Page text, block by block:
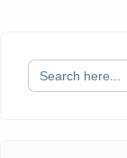
Search
for: